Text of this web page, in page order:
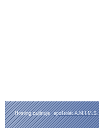
Hosting zajištuje apoštolát A.M.I.M.S.